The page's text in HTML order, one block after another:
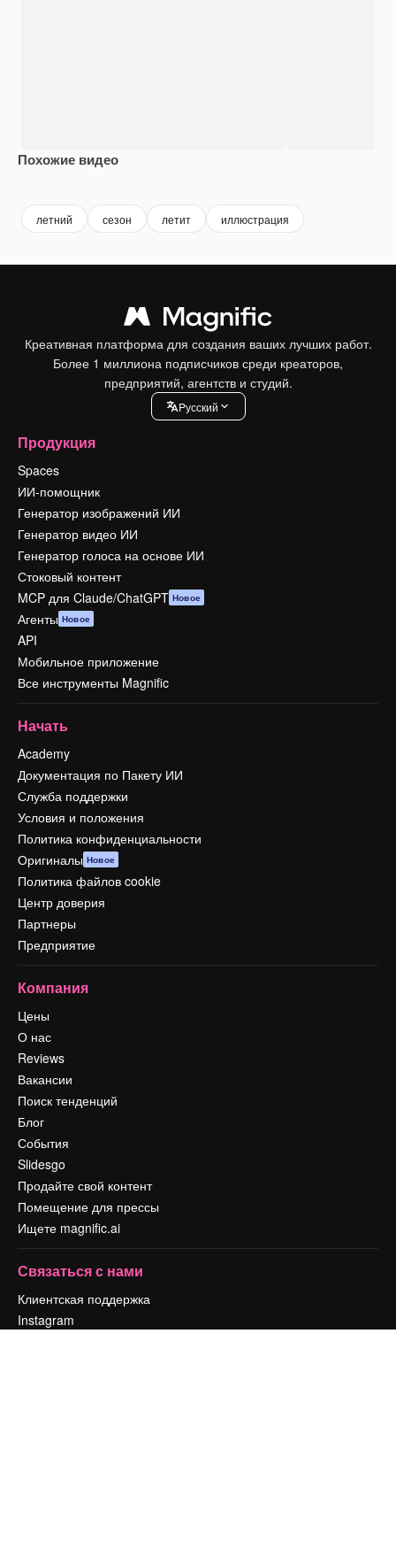
Похожие видео
летний сезон летит иллюстрация
Креативная платформа для создания ваших лучших работ.
Более 1 миллиона подписчиков среди креаторов,
предприятий, агентств и студий.
Pусский
Продукция
Spaces
ИИ-помощник
Генератор изображений ИИ
Генератор видео ИИ
Генератор голоса на основе ИИ
Стоковый контент
MCP для Claude/ChatGPT Новое
Агенты Новое
API
Мобильное приложение
Все инструменты Magnific
Начать
Academy
Документация по Пакету ИИ
Служба поддержки
Условия и положения
Политика конфиденциальности
Оригиналы Новое
Политика файлов cookie
Центр доверия
Партнеры
Предприятие
Компания
Цены
О нас
Reviews
Вакансии
Поиск тенденций
Блог
События
Slidesgo
Продайте свой контент
Помещение для прессы
Ищете magnific.ai
Связаться с нами
Клиентская поддержка
Instagram